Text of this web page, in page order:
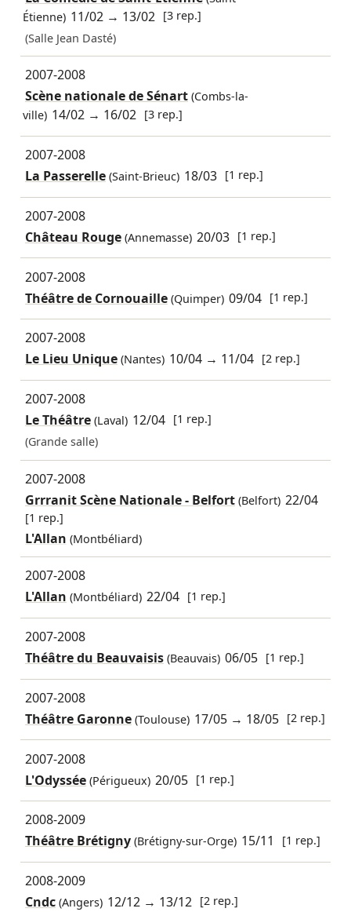
Étienne) 11/02 → 13/02 [3 rep.]
(Salle Jean Dasté)
2007-2008
Scène nationale de Sénart(Combs-la-
ville) 14/02 → 16/02 [3 rep.]
2007-2008
La Passerelle(Saint-Brieuc) 18/03 [1 rep.]
2007-2008
Château Rouge(Annemasse) 20/03 [1 rep.]
2007-2008
Théâtre de Cornouaille(Quimper) 09/04 [1 rep.]
2007-2008
Le Lieu Unique(Nantes) 10/04 → 11/04 [2 rep.]
2007-2008
Le Théâtre(Laval) 12/04 [1 rep.]
(Grande salle)
2007-2008
Grrranit Scène Nationale - Belfort(Belfort) 22/04
[1 rep.]
L'Allan (Montbéliard)
2007-2008
L'Allan (Montbéliard) 22/04 [1 rep.]
2007-2008
Théâtre du Beauvaisis(Beauvais) 06/05 [1 rep.]
2007-2008
Théâtre Garonne(Toulouse) 17/05 → 18/05 [2 rep.]
2007-2008
L'Odyssée(Périgueux) 20/05 [1 rep.]
2008-2009
Théâtre Brétigny(Brétigny-sur-Orge) 15/11 [1 rep.]
2008-2009
Cndc(Angers) 12/12 → 13/12 [2 rep.]